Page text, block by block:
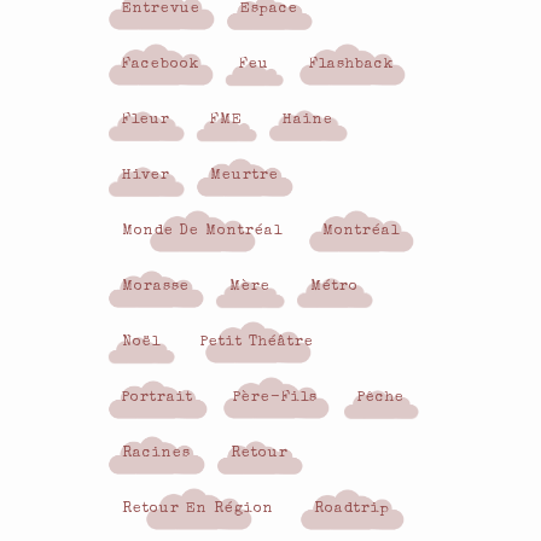
Entrevue Espace
Facebook Feu Flashback
Fleur FME Haine
Hiver Meurtre
Monde De Montréal Montréal
Morasse Mère Métro
Noël Petit Théâtre
Portrait Père-Fils Pêche
Racines Retour
Retour En Région Roadtrip